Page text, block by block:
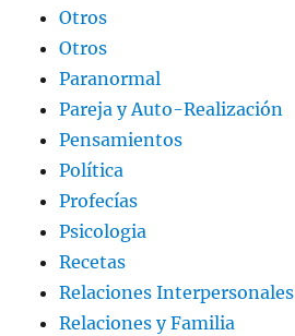
Otros
Otros
Paranormal
Pareja y Auto-Realización
Pensamientos
Política
Profecías
Psicologia
Recetas
Relaciones Interpersonales
Relaciones y Familia